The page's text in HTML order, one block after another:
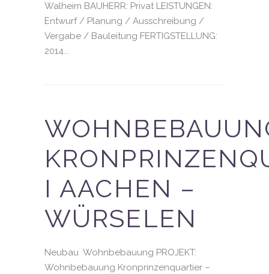
Walheim BAUHERR: Privat LEISTUNGEN:
Entwurf / Planung / Ausschreibung /
Vergabe / Bauleitung FERTIGSTELLUNG:
2014...
I AACHEN –
WÜRSELEN
Neubau Wohnbebauung PROJEKT:
Wohnbebauung Kronprinzenquartier –